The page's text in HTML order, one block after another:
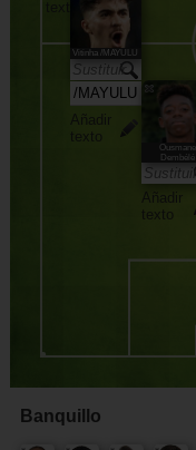
Vitinha /MAYULU
Añadir
texto
Ousmane
Dembélé
Añadir
texto
Banquillo